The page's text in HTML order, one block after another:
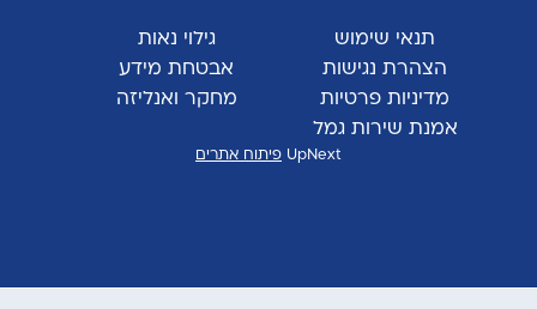
תנאי שימוש
גילוי נאות
הצהרת נגישות
אבטחת מידע
מדיניות פרטיות
מחקר ואנליזה
אמנת שירות גמל
UpNext פיתוח אתרים